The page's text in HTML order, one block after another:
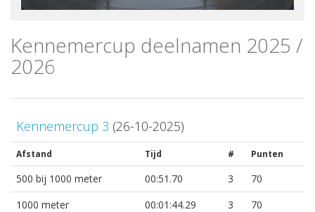
Kennemercup deelnamen 2025 /
2026
Kennemercup 3 (26-10-2025)
Afstand Tijd # Punten
500 bij 1000 meter 00:51.70 3
70
1000 meter
00:01:44.29 3 70